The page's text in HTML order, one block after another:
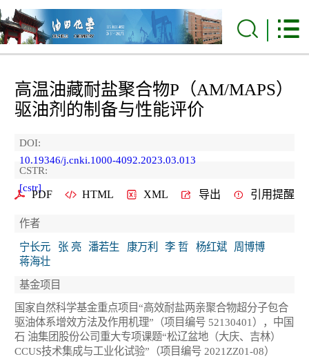
高温油藏耐盐聚合物P（AM/MAPS）
驱油剂的制备与性能评价
DOI:
10.19346/j.cnki.1000-4092.2023.03.013
CSTR:
[cstr]
PDF HTML XML 导出 引用提醒
作者
宁长元
张 亮 潘若生 康万利 李 哲 杨红斌
周博博
蒋海壮
基金项目
国家自然科学基金重点项目“高效耐盐两亲聚合物超分子包合
驱油体系增效方法及作用机理”（项目编号 52130401），中国
石 油集团股份公司重大专项课题“松辽盆地（大庆、吉林）
CCUS技术集成与工业化试验”（项目编号 2021ZZ01-08）